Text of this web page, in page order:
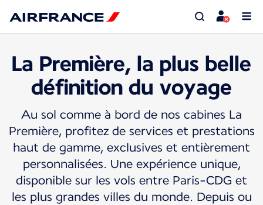
La Première, la plus belle
définition du voyage
Au sol comme à bord de nos cabines La
Première, profitez de services et prestations
haut de gamme, exclusives et entièrement
personnalisées. Une expérience unique,
disponible sur les vols entre Paris-CDG et
les plus grandes villes du monde. Depuis ou